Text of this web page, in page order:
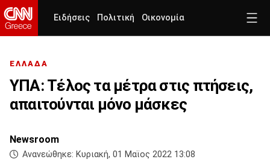
Ειδήσεις Πολιτική Οικονομία
ΕΛΛΑΔΑ
ΥΠΑ: Τέλος τα μέτρα στις πτήσεις,
απαιτούνται μόνο μάσκες
Newsroom
Ανανεώθηκε: Κυριακή, 01 Μαϊος 2022 13:08